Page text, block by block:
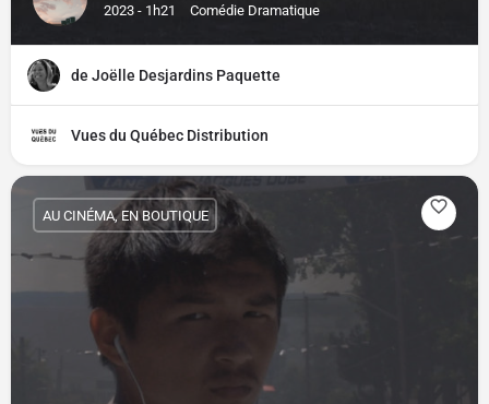
2023 - 1h21 Comédie Dramatique
de Joëlle Desjardins Paquette
Vues du Québec Distribution
AU CINÉMA, EN BOUTIQUE